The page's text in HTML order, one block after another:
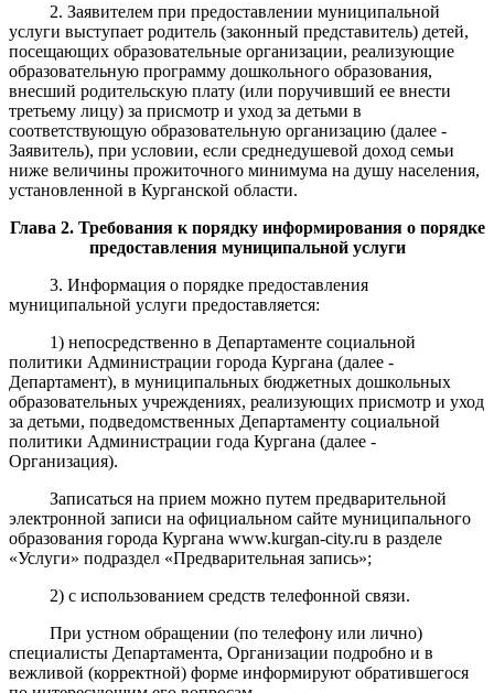
2.Заявителем при предоставлении муниципальной
услуги выступает родитель (законный представитель) детей,
посещающих образовательные организации, реализующие
образовательную программу дошкольного образования,
внесший родительскую плату (или поручивший ее внести
третьему лицу) за присмотр и уход за детьми в
соответствующую образовательную организацию (далее -
Заявитель), при условии, если среднедушевой доход семьи
ниже величины прожиточного минимума на душу населения,
установленной в Курганской области.
Глава 2. Требования к порядку информирования о порядке
предоставления муниципальной услуги
3.Информация о порядке предоставления
муниципальной услуги предоставляется:
1) непосредственно в Департаменте социальной
политики Администрации города Кургана (далее -
Департамент), в муниципальных бюджетных дошкольных
образовательных учреждениях, реализующих присмотр и уход
за детьми, подведомственных Департаменту социальной
политики Администрации года Кургана (далее -
Организация).
Записаться на прием можно путем предварительной
электронной записи на официальном сайте муниципального
образования города Кургана www.kurgan-city.ru в разделе
«Услуги» подраздел «Предварительная запись»;
2) с использованием средств телефонной связи.
При устном обращении (по телефону или лично)
специалисты Департамента, Организации подробно и в
вежливой (корректной) форме информируют обратившегося